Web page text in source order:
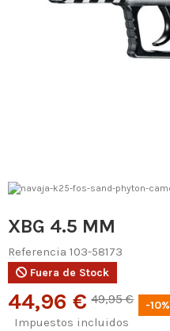
XBG 4.5 MM
Referencia 103-58173
Fuera de Stock
44,96 € 49,95 € -10%
Impuestos incluidos